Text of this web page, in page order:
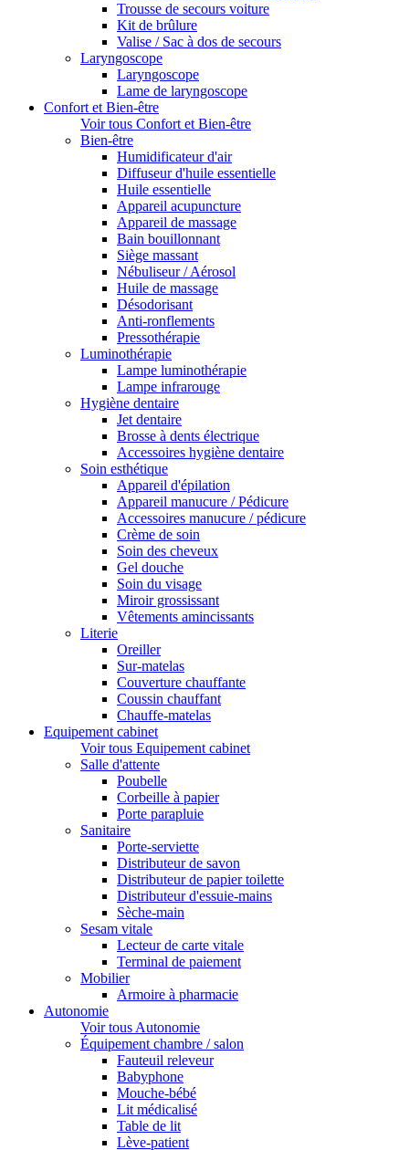
Trousse de secours voiture
Kit de brûlure
Valise / Sac à dos de secours
Laryngoscope
Laryngoscope
Lame de laryngoscope
Confort et Bien-être
Voir tous Confort et Bien-être
Bien-être
Humidificateur d'air
Diffuseur d'huile essentielle
Huile essentielle
Appareil acupuncture
Appareil de massage
Bain bouillonnant
Siège massant
Nébuliseur / Aérosol
Huile de massage
Désodorisant
Anti-ronflements
Pressothérapie
Luminothérapie
Lampe luminothérapie
Lampe infrarouge
Hygiène dentaire
Jet dentaire
Brosse à dents électrique
Accessoires hygiène dentaire
Soin esthétique
Appareil d'épilation
Appareil manucure / Pédicure
Accessoires manucure / pédicure
Crème de soin
Soin des cheveux
Gel douche
Soin du visage
Miroir grossissant
Vêtements amincissants
Literie
Oreiller
Sur-matelas
Couverture chauffante
Coussin chauffant
Chauffe-matelas
Equipement cabinet
Voir tous Equipement cabinet
Salle d'attente
Poubelle
Corbeille à papier
Porte parapluie
Sanitaire
Porte-serviette
Distributeur de savon
Distributeur de papier toilette
Distributeur d'essuie-mains
Sèche-main
Sesam vitale
Lecteur de carte vitale
Terminal de paiement
Mobilier
Armoire à pharmacie
Autonomie
Voir tous Autonomie
Équipement chambre / salon
Fauteuil releveur
Babyphone
Mouche-bébé
Lit médicalisé
Table de lit
Lève-patient